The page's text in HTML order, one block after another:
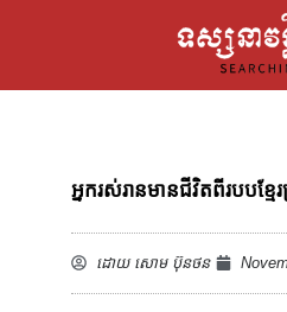
អ្នករស់រានមានជីវិតពីរបប
ដោយសោម ប៊ុនថន